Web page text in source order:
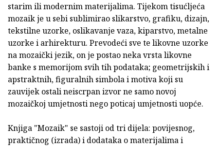
starim ili modernim materijalima. Tijekom tisućljeća
mozaik je u sebi sublimirao slikarstvo, grafiku, dizajn,
tekstilne uzorke, oslikavanje vaza, kiparstvo, metalne
uzorke i arhirekturu. Prevodeći sve te likovne uzorke
na mozaički jezik, on je postao neka vrsta likovne
banke s memorijom svih tih podataka; geometrijskih i
apstraktnih, figuralnih simbola i motiva koji su
zauvijek ostali neiscrpan izvor ne samo novoj
mozaičkoj umjetnosti nego poticaj umjetnosti uopće.
Knjiga "Mozaik" se sastoji od tri dijela: povijesnog,
praktičnog (izrada) i dodataka o materijalima i